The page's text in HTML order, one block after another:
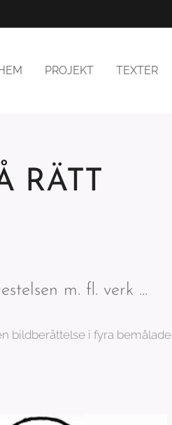
PROJEKT TEXTER
RÄTT
m. fl. verk ...
bildberättelse i fyra bemålade